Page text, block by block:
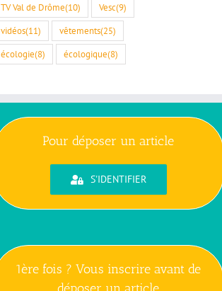
TV Val de Drôme(10) Vesc(9)
vidéos(11) vêtements(25)
écologie(8) écologique(8)
Pour déposer un article
S'IDENTIFIER
1ère fois ? Vous inscrire avant de